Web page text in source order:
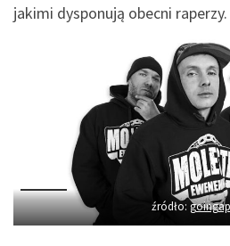
jakimi dysponują obecni raperzy.
źródło: